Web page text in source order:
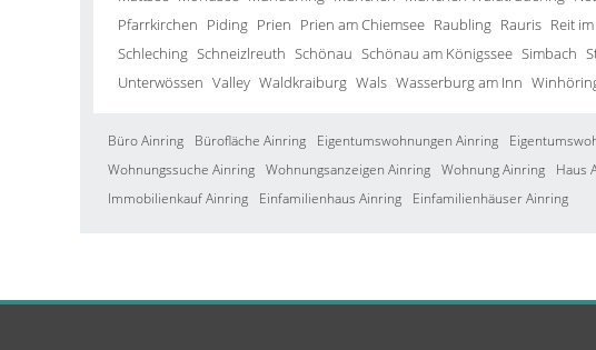
Pfarrkirchen Piding Prien Prien am Chiemsee Raubling Rauris Reit
Schleching Schneizlreuth Schönau Schönau am Königssee Simbach
Unterwössen Valley Waldkraiburg Wals Wasserburg am Inn
Büro Ainring Bürofläche Ainring Eigentumswohnungen Ainring
Wohnungssuche Ainring Wohnungsanzeigen Ainring Wohnung Ainring Haus
Immobilienkauf Ainring
Einfamilienhaus Ainring Einfamilienhäuser Ainring